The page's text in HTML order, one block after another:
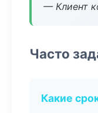
— Клиент
Часто
Какие